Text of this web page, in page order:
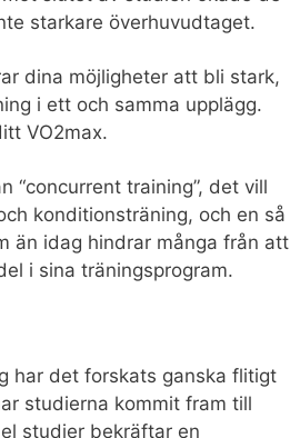
starkare överhuvudtaget.
dina möjligheter att bli stark,
i ett och samma upplägg.
VO2max.
“concurrent training”, det vill
konditionsträning, och en så
än idag hindrar många från att
i sina träningsprogram.
har det forskats ganska flitigt
studierna kommit fram till
studier bekräftar en